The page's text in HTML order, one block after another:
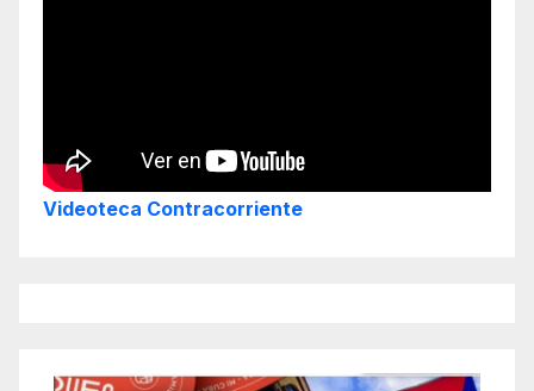
Videoteca Contracorriente